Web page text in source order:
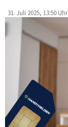
31. Juli 2025, 13:50 Uhr